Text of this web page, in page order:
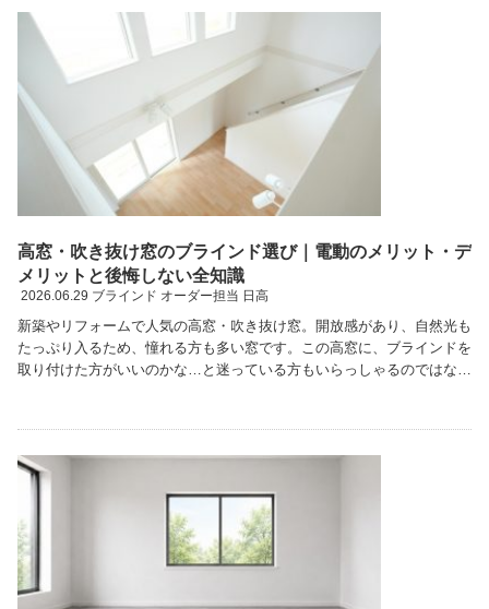
高窓・吹き抜け窓のブラインド選び｜電動のメリット・デ
メリットと後悔しない全知識
2026.06.29 ブラインド オーダー担当 日高
新築やリフォームで人気の高窓・吹き抜け窓。開放感があり、自然光も
たっぷり入るため、憧れる方も多い窓です。この高窓に、ブラインドを
取り付けた方がいいのかな…と迷っている方もいらっしゃるのではない